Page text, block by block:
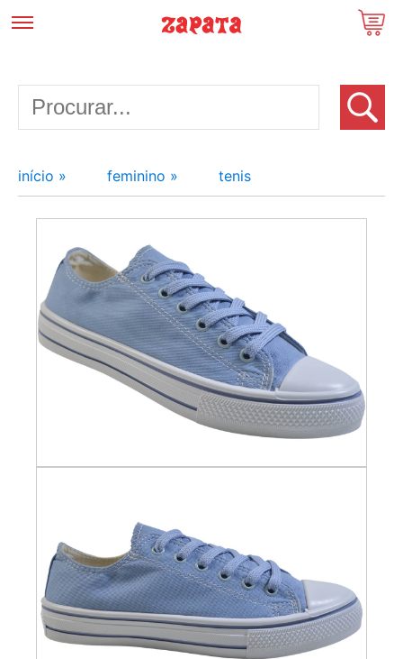
início » feminino » tenis